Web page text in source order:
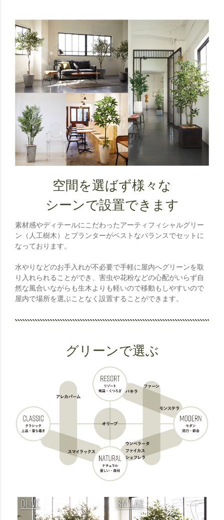
空間を選ばず様々な
シーンで設置できます
素材感やディテールにこだわったアーティフィシャルグリー
ン（人工樹木）とプランターがベストなバランスでセットに
なっております。
水やりなどのお手入れが不必要で手軽に屋内へグリーンを取
り入れられることができ、害虫や花粉などの心配がいらず自
然な風合いながらも生木よりも軽いので移動もしやすいので
屋内で場所を選ぶことなく設置することができます。
グリーンで選ぶ